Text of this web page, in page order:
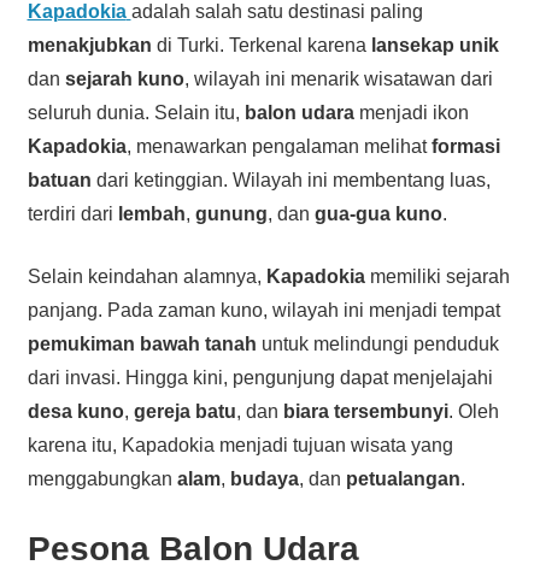
Kapadokia adalah salah satu destinasi paling
menakjubkan di Turki. Terkenal karena lansekap unik
dan sejarah kuno, wilayah ini menarik wisatawan dari
seluruh dunia. Selain itu, balon udaramenjadi ikon
Kapadokia, menawarkan pengalaman melihatformasi
batuan dari ketinggian. Wilayah ini membentang luas,
terdiri dari lembah, gunung, dan gua-gua kuno.
Selain keindahan alamnya, Kapadokiamemiliki sejarah
panjang. Pada zaman kuno, wilayah ini menjadi tempat
pemukiman bawah tanah untuk melindungi penduduk
dari invasi. Hingga kini, pengunjung dapat menjelajahi
desa kuno, gereja batu, dan biara tersembunyi. Oleh
karena itu, Kapadokia menjadi tujuan wisata yang
menggabungkan alam, budaya, dan petualangan.
Pesona Balon Udara